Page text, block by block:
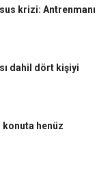
krizi: Antrenmanı
dahil dört kişiyi
konuta henüz